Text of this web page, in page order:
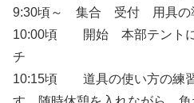
9:30頃～ 集合 受付 用具の
10:00頃 開始 本部テント
チ
10:15頃 道具の使い方の練習